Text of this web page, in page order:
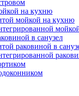
на кухню
мойкой на кухню
в санузел
раковиной в